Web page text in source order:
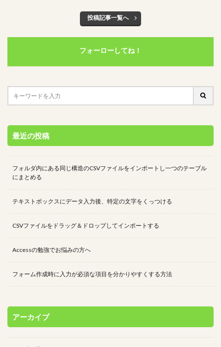
投稿記事一覧へ
フォーローしてね！
最近の投稿
フォルダ内にある同じ構造のCSVファイルをインポートし一つのテーブル
にまとめる
テキストボックスにデータ入力後、特定の文字をくっつける
CSVファイルをドラッグ＆ドロップしてインポートする
Accessの勉強でお悩みの方へ
フォーム作成時に入力が必須な項目を分かりやすくする方法
アーカイブ